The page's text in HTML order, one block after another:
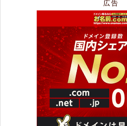
広告